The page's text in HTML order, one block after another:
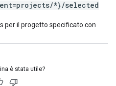
/*}/selected
per il progetto specificato con
è stata utile?